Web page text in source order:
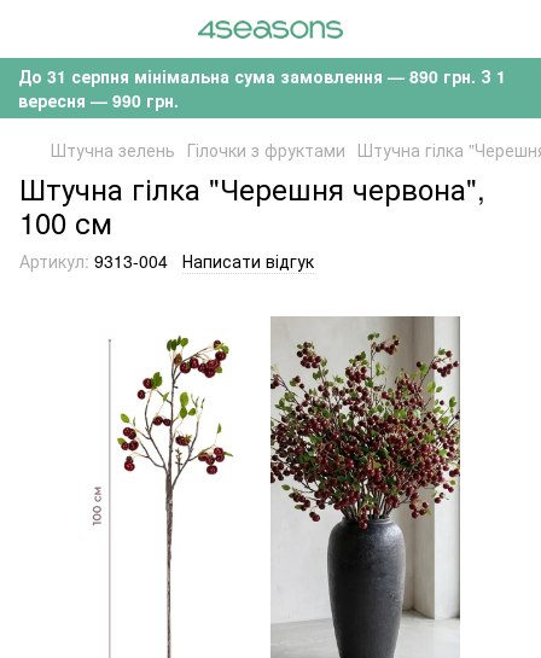
До 31 серпня мінімальна сума замовлення — 890 грн. З 1
вересня — 990 грн.
Штучна зелень Гілочки з фруктами Штучна гілка
Штучна гілка "Черешня червона",
100 см
Артикул: 9313-004 Написати відгук